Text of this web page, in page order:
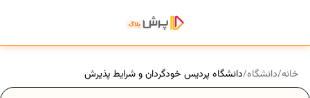
خانه/دانشگاه/دانشگاه‌ پردیس خودگردان و شرایط پذیرش